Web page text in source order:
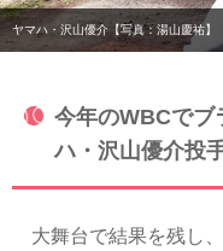
ヤマハ・沢山優介【写真：湯山慶祐】
今年のWBCでブ
ハ・沢山優介投
大舞台で結果を残し、